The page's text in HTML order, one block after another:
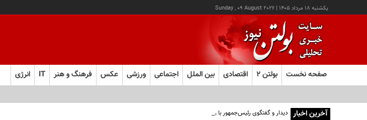
يکشنبه ۱۸ مرداد ۱۴۰۵ |
Sunday , 09 August 2026
صفحه نخست بولتن ۲ اقتصادی بین الملل اجتماعی ورزشی عکس فرهنگ و هنر IT انرژی
آخرین اخبار دیدار و گفتگوی رئیس‌جمهور با رهبر معظم انقلاب درباره مسائل اقتصادی و نظامی کشور